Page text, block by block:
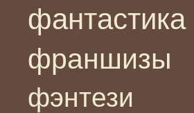
фантастика
франшизы
фэнтези